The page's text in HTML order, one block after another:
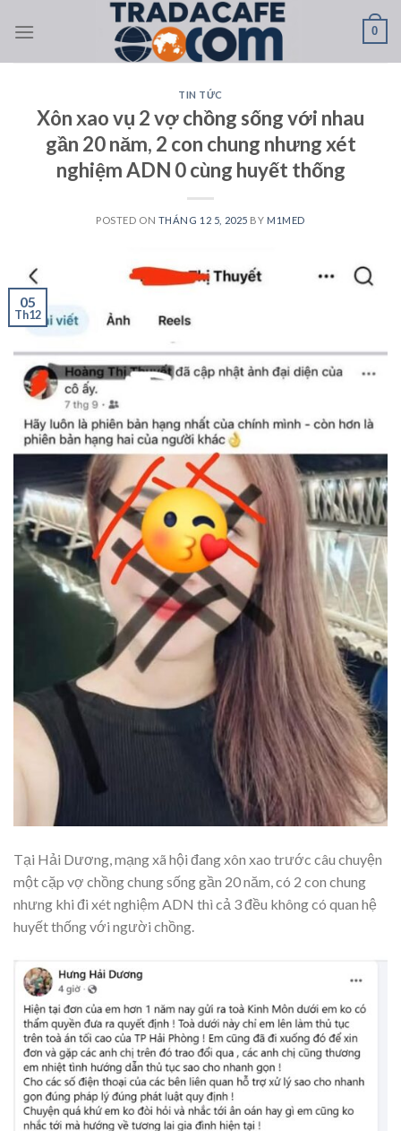
0
TIN TỨC
Xôn xao vụ 2 vợ chồng sống với nhau
gần 20 năm, 2 con chung nhưng xét
nghiệm ADN 0 cùng huyết thống
POSTED ON THÁNG 12 5, 2025 BY M1MED
05
Th12
Tại Hải Dương, mạng xã hội đang xôn xao trước câu chuyện
một cặp vợ chồng chung sống gần 20 năm, có 2 con chung
nhưng khi đi xét nghiệm ADN thì cả 3 đều không có quan hệ
huyết thống với người chồng.